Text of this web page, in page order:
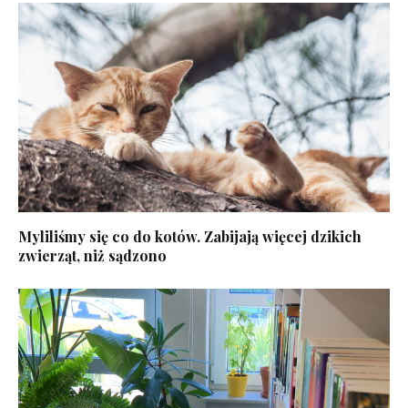
Myliliśmy się co do kotów. Zabijają więcej dzikich
zwierząt, niż sądzono